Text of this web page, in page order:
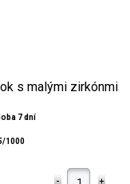
s malými zirkónmi
7 dní
1000